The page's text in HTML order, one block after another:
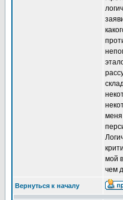
меня
мой
чем
Вернуться к началу